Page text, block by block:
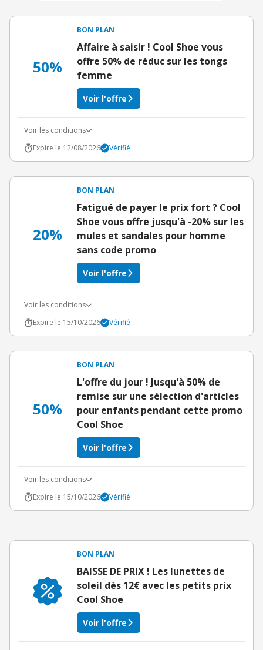
50%
BON PLAN
Affaire à saisir ! Cool Shoe vous
offre 50% de réduc sur les tongs
femme
Voir l'offre
Voir les conditions
Expire le 12/08/2026
Vérifié
20%
BON PLAN
Fatigué de payer le prix fort ? Cool
Shoe vous offre jusqu'à -20% sur les
mules et sandales pour homme
sans code promo
Voir l'offre
Voir les conditions
Expire le 15/10/2026
Vérifié
50%
BON PLAN
L'offre du jour ! Jusqu'à 50% de
remise sur une sélection d'articles
pour enfants pendant cette promo
Cool Shoe
Voir l'offre
Voir les conditions
Expire le 15/10/2026
Vérifié
BON PLAN
BAISSE DE PRIX ! Les lunettes de
soleil dès 12€ avec les petits prix
Cool Shoe
Voir l'offre